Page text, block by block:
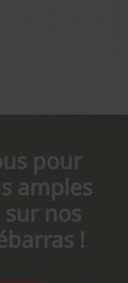
pour
amples
nos
!